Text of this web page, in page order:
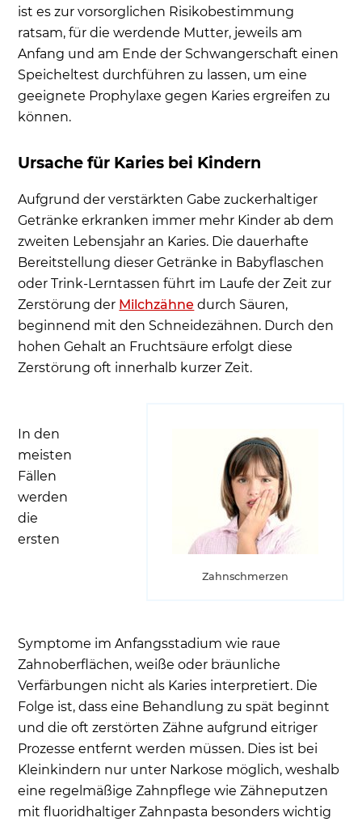
ist es zur vorsorglichen Risikobestimmung
ratsam, für die werdende Mutter, jeweils am
Anfang und am Ende der Schwangerschaft einen
Speicheltest durchführen zu lassen, um eine
geeignete Prophylaxe gegen Karies ergreifen zu
können.
Ursache für Karies bei Kindern
Aufgrund der verstärkten Gabe zuckerhaltiger
Getränke erkranken immer mehr Kinder ab dem
zweiten Lebensjahr an Karies. Die dauerhafte
Bereitstellung dieser Getränke in Babyflaschen
oder Trink-Lerntassen führt im Laufe der Zeit zur
Zerstörung der Milchzähne durch Säuren,
beginnend mit den Schneidezähnen. Durch den
hohen Gehalt an Fruchtsäure erfolgt diese
Zerstörung oft innerhalb kurzer Zeit.
Zahnschmerzen
In den
meisten
Fällen
werden
die
ersten
Symptome im Anfangsstadium wie raue
Zahnoberflächen, weiße oder bräunliche
Verfärbungen nicht als Karies interpretiert. Die
Folge ist, dass eine Behandlung zu spät beginnt
und die oft zerstörten Zähne aufgrund eitriger
Prozesse entfernt werden müssen. Dies ist bei
Kleinkindern nur unter Narkose möglich, weshalb
eine regelmäßige Zahnpflege wie Zähneputzen
mit fluoridhaltiger Zahnpasta besonders wichtig